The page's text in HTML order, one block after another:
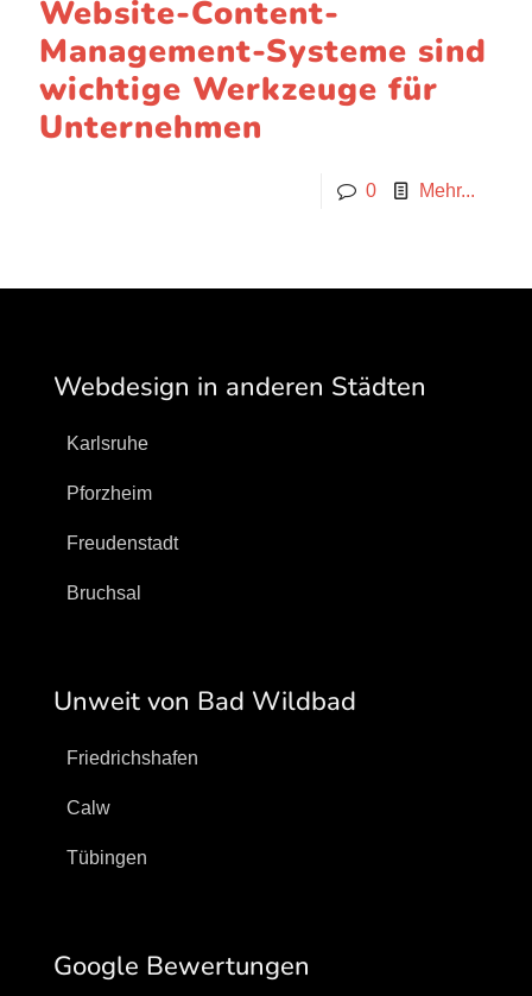
Website-Content-
Management-Systeme sind
wichtige Werkzeuge für
Unternehmen
0 Mehr...
Webdesign in anderen Städten
Karlsruhe
Pforzheim
Freudenstadt
Bruchsal
Unweit von Bad Wildbad
Friedrichshafen
Calw
Tübingen
Google Bewertungen